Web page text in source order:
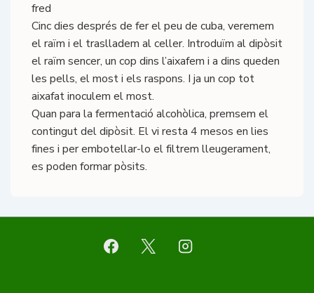
fred
Cinc dies després de fer el peu de cuba, veremem
el raïm i el traslladem al celler. Introduïm al dipòsit
el raïm sencer, un cop dins l’aixafem i a dins queden
les pells, el most i els raspons. I ja un cop tot
aixafat inoculem el most.
Quan para la fermentació alcohòlica, premsem el
contingut del dipòsit. El vi resta 4 mesos en lies
fines i per embotellar-lo el filtrem lleugerament,
es poden formar pòsits.